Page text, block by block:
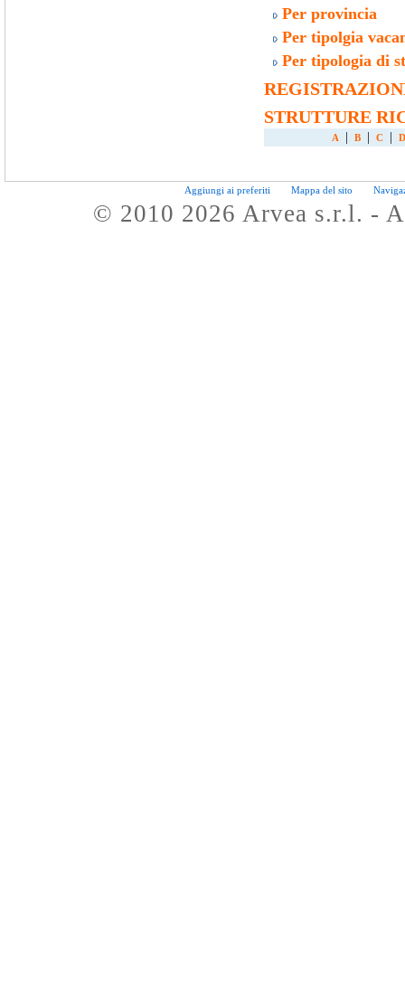
Per provincia
Per tipolgia
Per tipologia di
STRUTTURE
A B C D
Aggiungi ai preferiti Mappa del sito
© 2010 2026 Arvea s.r.l. -